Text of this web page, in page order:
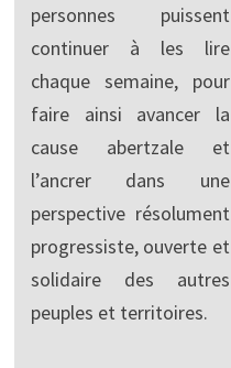
personnes puissent
continuer à les lire
chaque semaine, pour
faire ainsi avancer la
cause abertzale et
l’ancrer dans une
perspective résolument
progressiste, ouverte et
solidaire des autres
peuples et territoires.